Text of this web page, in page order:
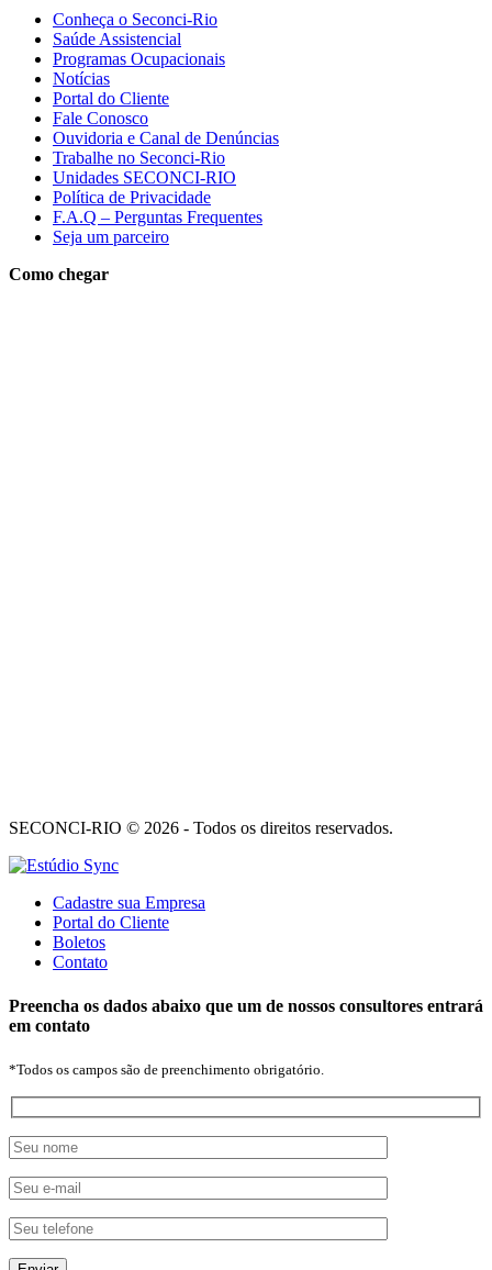
Conheça o Seconci-Rio
Saúde Assistencial
Programas Ocupacionais
Notícias
Portal do Cliente
Fale Conosco
Ouvidoria e Canal de Denúncias
Trabalhe no Seconci-Rio
Unidades SECONCI-RIO
Política de Privacidade
F.A.Q – Perguntas Frequentes
Seja um parceiro
Como chegar
SECONCI-RIO © 2026 - Todos os direitos reservados.
Cadastre sua Empresa
Portal do Cliente
Boletos
Contato
Preencha os dados abaixo que um de nossos consultores entrará
em contato
*Todos os campos são de preenchimento obrigatório.